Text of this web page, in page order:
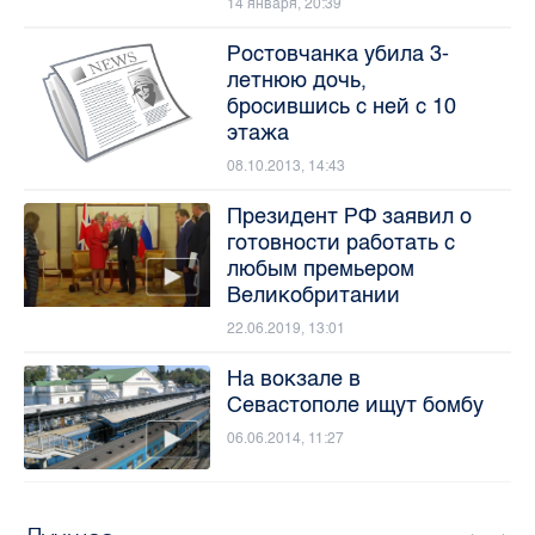
14 января, 20:39
Ростовчанка убила 3-
летнюю дочь,
бросившись с ней с 10
этажа
08.10.2013, 14:43
Президент РФ заявил о
готовности работать с
любым премьером
Великобритании
22.06.2019, 13:01
На вокзале в
Севастополе ищут бомбу
06.06.2014, 11:27